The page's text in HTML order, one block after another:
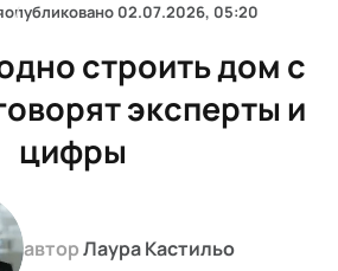
опубликовано 02.07.2026, 05:20
строить дом с
эксперты и
цифры
авторЛаура Кастильо